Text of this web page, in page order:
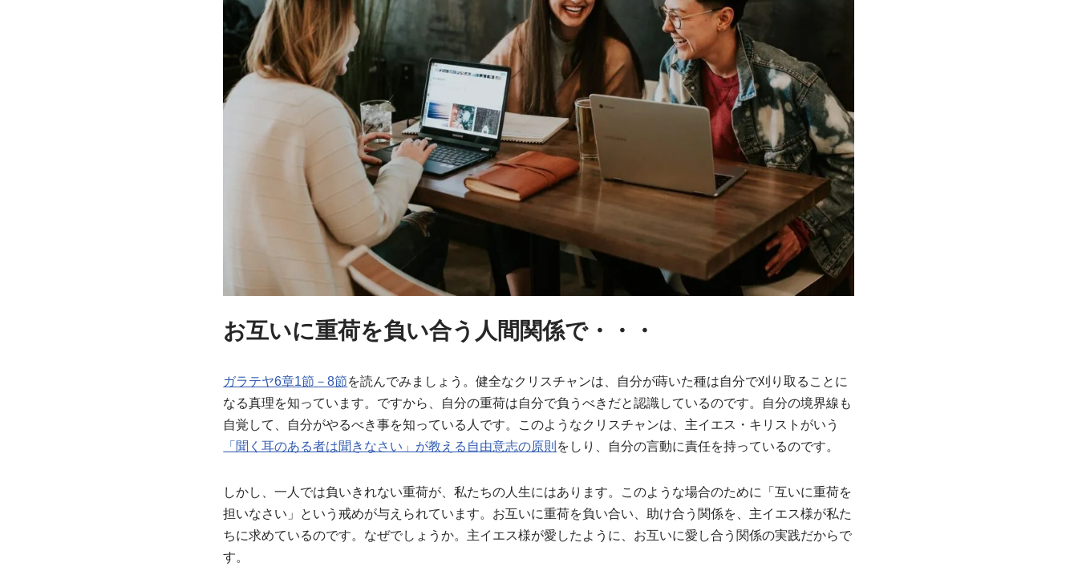
お互いに重荷を負い合う人間関係で・・・
ガラテヤ6章1節－8節を読んでみましょう。健全なクリスチャンは、自分が蒔いた種は自分で刈り取ることに
なる真理を知っています。ですから、自分の重荷は自分で負うべきだと認識しているのです。自分の境界線も
自覚して、自分がやるべき事を知っている人です。このようなクリスチャンは、主イエス・キリストがいう
「聞く耳のある者は聞きなさい」が教える自由意志の原則 をしり、自分の言動に責任を持っているのです。
しかし、一人では負いきれない重荷が、私たちの人生にはあります。このような場合のために「互いに重荷を
担いなさい」という戒めが与えられています。お互いに重荷を負い合い、助け合う関係を、主イエス様が私た
ちに求めているのです。なぜでしょうか。主イエス様が愛したように、お互いに愛し合う関係の実践だからで
す。